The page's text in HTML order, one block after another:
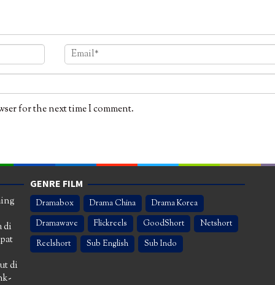
for the next time I comment.
di
di
GENRE FILM
Dramabox Drama China
Drama Korea
Dramawave
Flickreels GoodShort
Netshort
Reelshort
Sub English Sub Indo